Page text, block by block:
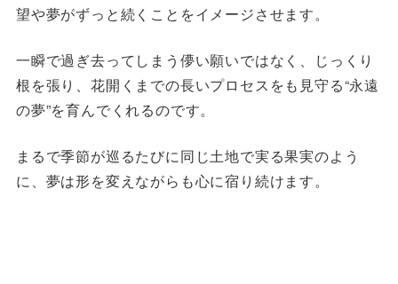
望や夢がずっと続くことをイメージさせます。
一瞬で過ぎ去ってしまう儚い願いではなく、じっくり
根を張り、花開くまでの長いプロセスをも見守る“永遠
の夢”を育んでくれるのです。
まるで季節が巡るたびに同じ土地で実る果実のよう
に、夢は形を変えながらも心に宿り続けます。